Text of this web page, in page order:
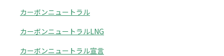
カーボンニュートラル
カーボンニュートラルLNG
カーボンニュートラル宣言